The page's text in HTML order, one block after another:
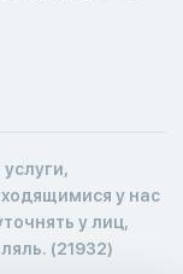
у нас
у лиц,
(21932)